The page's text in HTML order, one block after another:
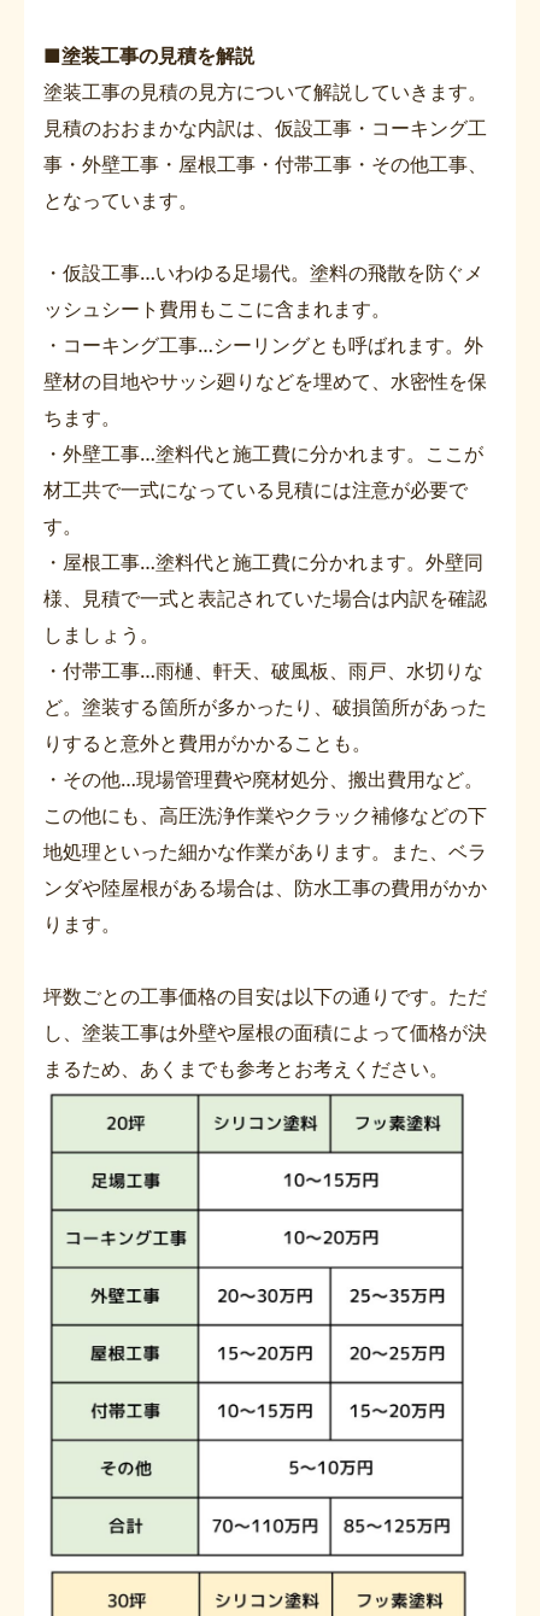
■塗装工事の見積を解説
塗装工事の見積の見方について解説していきます。
見積のおおまかな内訳は、仮設工事・コーキング工
事・外壁工事・屋根工事・付帯工事・その他工事、
となっています。
・仮設工事…いわゆる足場代。塗料の飛散を防ぐメ
ッシュシート費用もここに含まれます。
・コーキング工事…シーリングとも呼ばれます。外
壁材の目地やサッシ廻りなどを埋めて、水密性を保
ちます。
・外壁工事…塗料代と施工費に分かれます。ここが
材工共で一式になっている見積には注意が必要で
す。
・屋根工事…塗料代と施工費に分かれます。外壁同
様、見積で一式と表記されていた場合は内訳を確認
しましょう。
・付帯工事…雨樋、軒天、破風板、雨戸、水切りな
ど。塗装する箇所が多かったり、破損箇所があった
りすると意外と費用がかかることも。
・その他…現場管理費や廃材処分、搬出費用など。
この他にも、高圧洗浄作業やクラック補修などの下
地処理といった細かな作業があります。また、ベラ
ンダや陸屋根がある場合は、防水工事の費用がかか
ります。
坪数ごとの工事価格の目安は以下の通りです。ただ
し、塗装工事は外壁や屋根の面積によって価格が決
まるため、あくまでも参考とお考えください。